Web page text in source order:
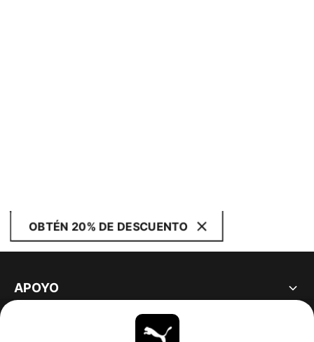
OBTÉN 20% DE DESCUENTO
APOYO